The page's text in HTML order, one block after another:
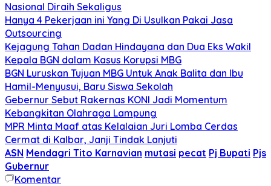
Nasional Diraih Sekaligus
Hanya 4 Pekerjaan ini Yang Di Usulkan Pakai Jasa
Outsourcing
Kejagung Tahan Dadan Hindayana dan Dua Eks Wakil
Kepala BGN dalam Kasus Korupsi MBG
BGN Luruskan Tujuan MBG Untuk Anak Balita dan Ibu
Hamil-Menyusui, Baru Siswa Sekolah
Gebernur Sebut Rakernas KONI Jadi Momentum
Kebangkitan Olahraga Lampung
MPR Minta Maaf atas Kelalaian Juri Lomba Cerdas
Cermat di Kalbar, Janji Tindak Lanjuti
ASN Mendagri Tito Karnavian mutasi pecat Pj Bupati Pjs
Gubernur
Komentar